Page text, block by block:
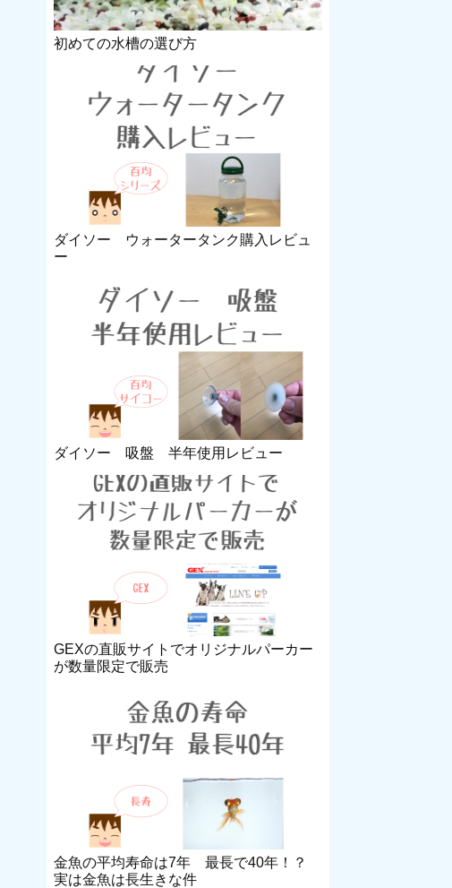
初めての水槽の選び方
ダイソー ウォータータンク購入レビュ
ー
ダイソー 吸盤 半年使用レビュー
GEXの直販サイトでオリジナルパーカー
が数量限定で販売
金魚の平均寿命は7年 最長で40年！？
実は金魚は長生きな件